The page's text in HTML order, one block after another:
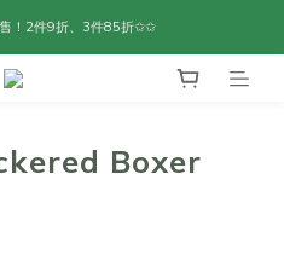
！2件9折、3件85折✩✩
Boxer